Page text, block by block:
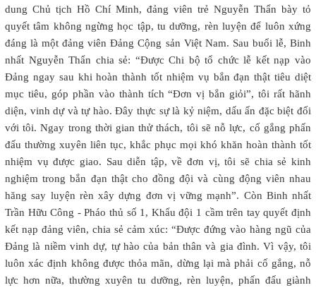
dung Chủ tịch Hồ Chí Minh, đảng viên trẻ Nguyễn Thẩn bày tỏ
quyết tâm không ngừng học tập, tu dưỡng, rèn luyện để luôn xứng
đáng là một đảng viên Đảng Cộng sản Việt Nam. Sau buổi lễ, Binh
nhất Nguyễn Thẩn chia sẻ: “Được Chi bộ tổ chức lễ kết nạp vào
Đảng ngay sau khi hoàn thành tốt nhiệm vụ bắn đạn thật tiêu diệt
mục tiêu, góp phần vào thành tích “Đơn vị bắn giỏi”, tôi rất hãnh
diện, vinh dự và tự hào. Đây thực sự là kỷ niệm, dấu ấn đặc biệt đối
với tôi. Ngay trong thời gian thử thách, tôi sẽ nỗ lực, cố gắng phấn
đấu thường xuyên liên tục, khắc phục mọi khó khăn hoàn thành tốt
nhiệm vụ được giao. Sau diễn tập, về đơn vị, tôi sẽ chia sẻ kinh
nghiệm trong bắn đạn thật cho đồng đội và cùng động viên nhau
hăng say luyện rèn xây dựng đơn vị vững mạnh”. Còn Binh nhất
Trần Hữu Công - Pháo thủ số 1, Khẩu đội 1 cầm trên tay quyết định
kết nạp đảng viên, chia sẻ cảm xúc: “Được đứng vào hàng ngũ của
Đảng là niềm vinh dự, tự hào của bản thân và gia đình. Vì vậy, tôi
luôn xác định không được thỏa mãn, dừng lại mà phải cố gắng, nỗ
lực hơn nữa, thường xuyên tu dưỡng, rèn luyện, phấn đấu giành